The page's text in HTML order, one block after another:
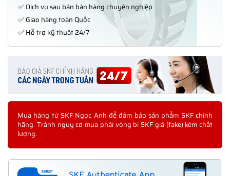
✅ Dịch vụ sau bán bán hàng chuyên nghiệp
✅ Giao hàng toàn Quốc
✅ Hỗ trợ kỹ thuật 24/7
Mua hàng từ SKF Ngọc Anh để đảm bảo sản phẩm SKF chính
hãng. Tránh nguy cơ mua phải vòng bi SKF giả (fake) kém chất
lượng.